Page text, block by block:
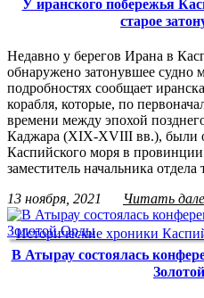
У иранского побережья
старое
Недавно у берегов Ирана в
обнаружено затонувшее судно
подробностях сообщает
корабля, которые, по
времени между эпохой
Каджара (XIX-XVIII вв.), были
Каспийского моря в
заместитель начальника
13 ноября, 2021
Читать
Исторические хроники
В Атырау состоялась